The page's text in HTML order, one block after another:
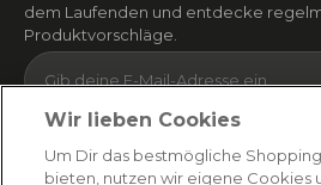
dem Laufenden und entdecke
Produktvorschläge.
Absenden
Wir lieben Cookies
Um Dir das bestmögliche
bieten, nutzen wir eigene Cookies